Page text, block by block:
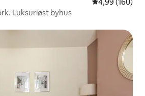
4 St Martins Lane, York. Luksuriøst byhus